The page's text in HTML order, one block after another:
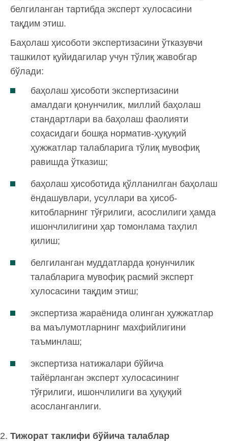
белгиланган тартибда эксперт хулосасини
тақдим этиш.
Баҳолаш ҳисоботи экспертизасини ўтказувчи
ташкилот қуйидагилар учун тўлиқ жавобгар
бўлади:
баҳолаш ҳисоботи экспертизасини
амалдаги қонунчилик, миллий баҳолаш
стандартлари ва баҳолаш фаолияти
соҳасидаги бошқа норматив-ҳуқуқий
ҳужжатлар талабларига тўлиқ мувофиқ
равишда ўтказиш;
баҳолаш ҳисоботида қўлланилган баҳолаш
ёндашувлари, усуллари ва ҳисоб-
китобларнинг тўғрилиги, асослилиги ҳамда
ишончлилигини ҳар томонлама таҳлил
қилиш;
белгиланган муддатларда қонунчилик
талабларига мувофиқ расмий эксперт
хулосасини тақдим этиш;
экспертиза жараёнида олинган ҳужжатлар
ва маълумотларнинг махфийлигини
таъминлаш;
экспертиза натижалари бўйича
тайёрланган эксперт хулосасининг
тўғрилиги, ишончлилиги ва ҳуқуқий
асосланганлиги.
Тижорат таклифи бўйича талаблар